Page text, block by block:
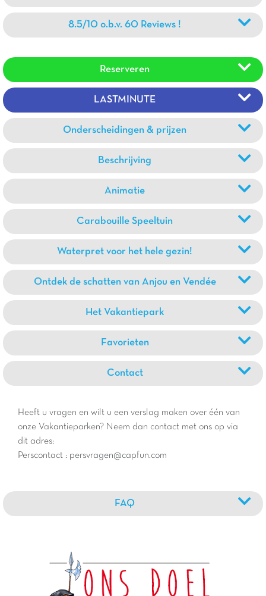
8.5/10 o.b.v. 60 Reviews !
Reserveren
LASTMINUTE
Onderscheidingen & prijzen
Beschrijving
Animatie
Carabouille Speeltuin
Waterpret voor het hele gezin!
Ontdek de schatten van Anjou en Vendée
Het Vakantiepark
Favorieten
Contact
Heeft u vragen en wilt u een verslag maken over één van
onze Vakantieparken? Neem dan contact met ons op via
dit adres:
Perscontact : persvragen@capfun.com
FAQ